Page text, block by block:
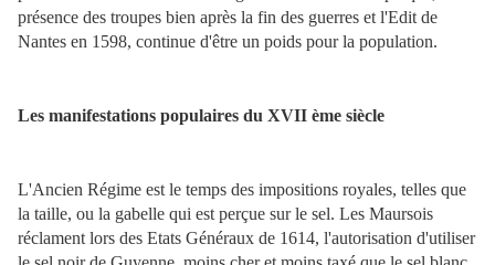
présence des troupes bien après la fin des guerres et l'Edit de
Nantes en 1598, continue d'être un poids pour la population.
Les manifestations populaires du XVII ème siècle
L'Ancien Régime est le temps des impositions royales, telles que
la taille, ou la gabelle qui est perçue sur le sel. Les Maursois
réclament lors des Etats Généraux de 1614, l'autorisation d'utiliser